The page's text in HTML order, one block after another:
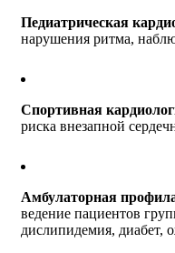
Педиатрическая
нарушения ритма,
Спортивная
риска внезапной
Амбулаторная
ведение пациентов
дислипидемия, диабет,